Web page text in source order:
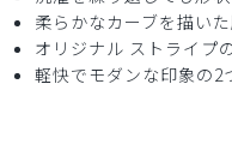
柔らかなカーブを描い
オリジナル ストライプ
軽快でモダンな印象の2